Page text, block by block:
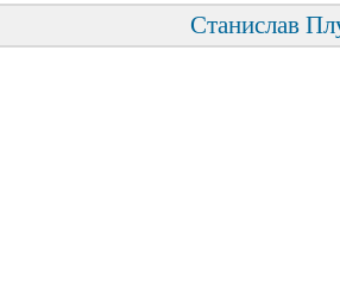
Станислав